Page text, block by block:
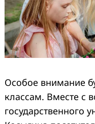
Особое внимание
классам. Вместе с
государственного